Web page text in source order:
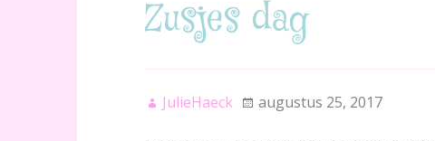
Zusjes dag
JulieHaeck augustus 25, 2017